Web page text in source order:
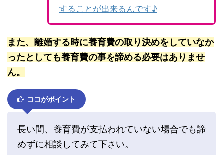
することが出来るんです♪
また、離婚する時に養育費の取り決めをしていなか
ったとしても養育費の事を諦める必要はありませ
ん。
ココがポイント
長い間、養育費が支払われていない場合でも諦
めずに相談してみて下さい。